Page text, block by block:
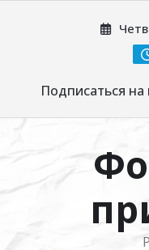
Подписаться на